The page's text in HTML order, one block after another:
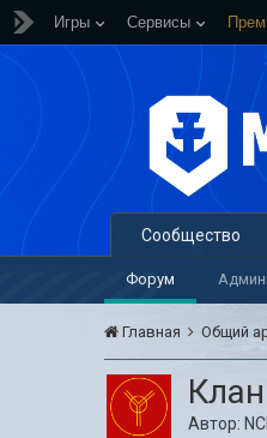
Игры Сервисы
Сообщество
Форум
Главная Общий
Автор: